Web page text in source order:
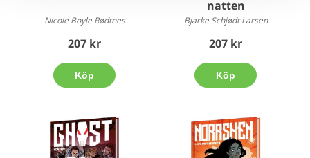
Nicole Boyle Rødtnes
207 kr
Köp
natten
Bjarke Schjødt Larsen
207 kr
Köp